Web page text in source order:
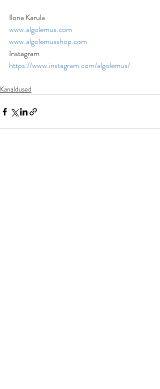
Ilona Karula
www.algolemus.com
www.algolemusshop.com
Instagram
https://www.instagram.com/algolemus/
Kanaldused